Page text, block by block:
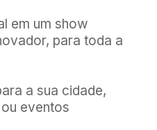
em um show
para toda a
a sua cidade,
eventos